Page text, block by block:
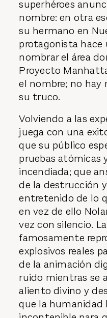
superhéroes
nombre: en otra
su hermano en
protagonista hace
nombrar el área
Proyecto
el nombre; no hay
su truco.
Volviendo a las
juega con una
que su público
pruebas atómicas
incendiada; que
de la destrucción
entretenido de lo
en vez de ello
vez con silencio.
famosamente
explosivos reales
de la animación
ruido mientras se
aliento divino y
que la humanidad